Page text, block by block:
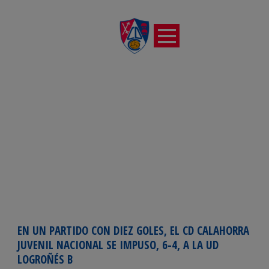
EN UN PARTIDO CON DIEZ GOLES, EL CD CALAHORRA
JUVENIL NACIONAL SE IMPUSO, 6-4, A LA UD
LOGROÑÉS B